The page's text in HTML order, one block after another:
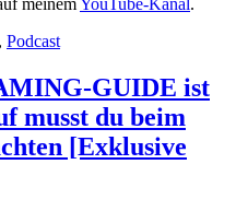
meinemYouTube-Kanal.
, Podcast
GUIDE ist
musst du beim
[Exklusive